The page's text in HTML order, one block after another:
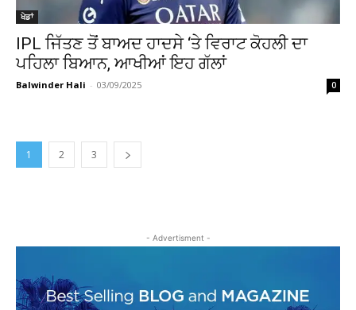
ਖੇਡਾਂ
IPL ਜਿੱਤਣ ਤੋਂ ਬਾਅਦ ਹਾਦਸੇ ‘ਤੇ ਵਿਰਾਟ ਕੋਹਲੀ ਦਾ
ਪਹਿਲਾ ਬਿਆਨ, ਆਖੀਆਂ ਇਹ ਗੱਲਾਂ
Balwinder Hali - 03/09/2025 0
1 2 3
- Advertisment -